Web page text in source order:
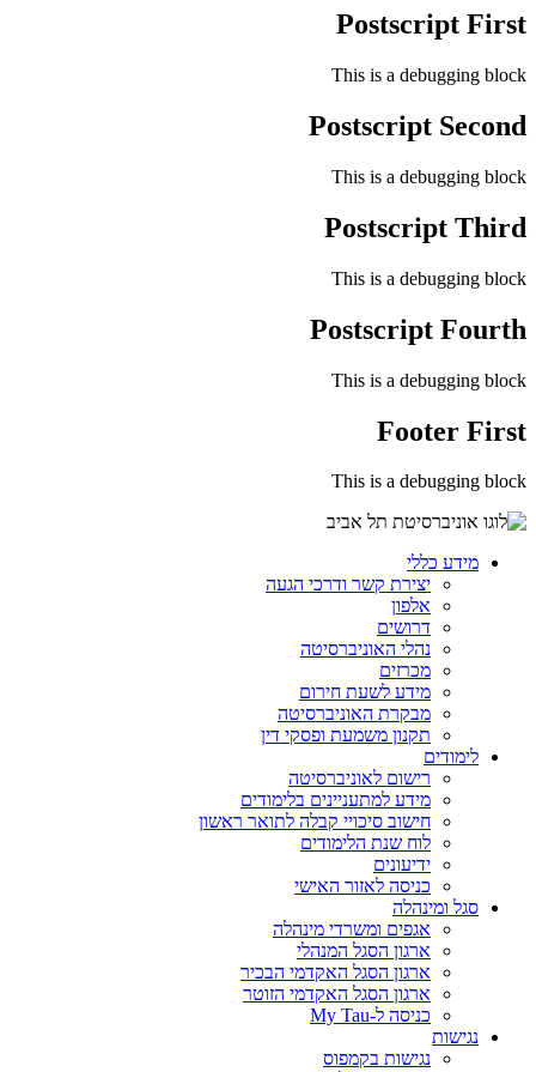
Postscript First
This is a debugging block
Postscript Second
This is a debugging block
Postscript Third
This is a debugging block
Postscript Fourth
This is a debugging block
Footer First
This is a debugging block
מידע כללי
יצירת קשר ודרכי הגעה
אלפון
דרושים
נהלי האוניברסיטה
מכרזים
מידע לשעת חירום
מבקרת האוניברסיטה
תקנון משמעת ופסקי דין
לימודים
רישום לאוניברסיטה
מידע למתעניינים בלימודים
חישוב סיכויי קבלה לתואר ראשון
לוח שנת הלימודים
ידיעונים
כניסה לאזור האישי
סגל ומינהלה
אגפים ומשרדי מינהלה
ארגון הסגל המנהלי
ארגון הסגל האקדמי הבכיר
ארגון הסגל האקדמי הזוטר
כניסה ל-My Tau
נגישות
נגישות בקמפוס